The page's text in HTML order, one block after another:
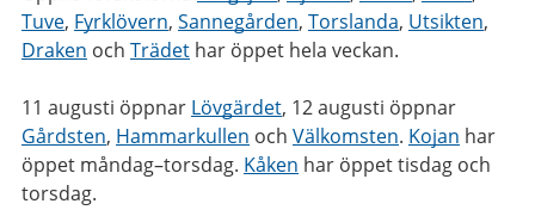
Tuve, Fyrklövern, Sannegården, Torslanda, Utsikten,
Draken och Trädet har öppet hela veckan.
11 augusti öppnar Lövgärdet, 12 augusti öppnar
Gårdsten, Hammarkullen och Välkomsten. Kojan har
öppet måndag–torsdag. Kåken har öppet tisdag och
torsdag.